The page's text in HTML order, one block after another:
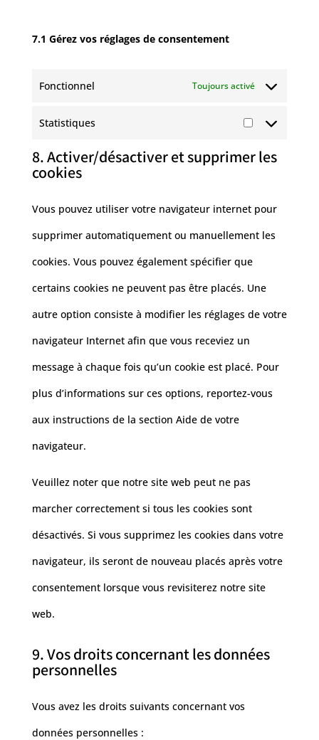
7.1 Gérez vos réglages de consentement
Fonctionnel Toujours activé
Statistiques
8. Activer/désactiver et supprimer les
cookies
Vous pouvez utiliser votre navigateur internet pour
supprimer automatiquement ou manuellement les
cookies. Vous pouvez également spécifier que
certains cookies ne peuvent pas être placés. Une
autre option consiste à modifier les réglages de votre
navigateur Internet afin que vous receviez un
message à chaque fois qu’un cookie est placé. Pour
plus d’informations sur ces options, reportez-vous
aux instructions de la section Aide de votre
navigateur.
Veuillez noter que notre site web peut ne pas
marcher correctement si tous les cookies sont
désactivés. Si vous supprimez les cookies dans votre
navigateur, ils seront de nouveau placés après votre
consentement lorsque vous revisiterez notre site
web.
9. Vos droits concernant les données
personnelles
Vous avez les droits suivants concernant vos
données personnelles :